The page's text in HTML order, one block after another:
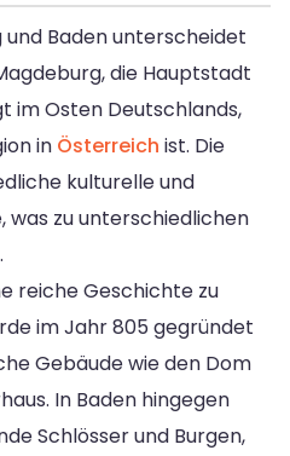
und Baden unterscheidet
die Hauptstadt
im Osten Deutschlands,
in Österreich ist. Die
kulturelle und
was zu unterschiedlichen
reiche Geschichte zu
im Jahr 805 gegründet
Gebäude wie den Dom
In Baden hingegen
Schlösser und Burgen,